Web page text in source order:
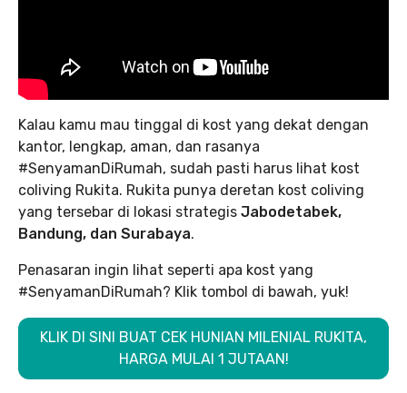
Kalau kamu mau tinggal di kost yang dekat dengan
kantor, lengkap, aman, dan rasanya
#SenyamanDiRumah, sudah pasti harus lihat kost
coliving Rukita. Rukita punya deretan kost coliving
yang tersebar di lokasi strategis Jabodetabek,
Bandung, dan Surabaya.
Penasaran ingin lihat seperti apa kost yang
#SenyamanDiRumah? Klik tombol di bawah, yuk!
KLIK DI SINI BUAT CEK HUNIAN MILENIAL RUKITA,
HARGA MULAI 1 JUTAAN!